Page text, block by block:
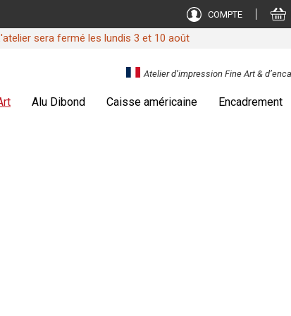
COMPTE
sera fermé les lundis 3 et 10 août
Atelier d’impression Fine Art &
Alu Dibond Caisse américaine Encadrement